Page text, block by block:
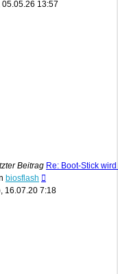
Beitrag
05.05.26 13:57
Beitrag Re: Boot-Stick
biosflash
Beitrag
16.07.20 7:18